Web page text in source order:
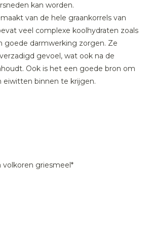
kan worden.
van de hele graankorrels van
veel complexe koolhydraten zoals
goede darmwerking zorgen. Ze
gevoel, wat ook na de
Ook is het een goede bron om
eiwitten binnen te krijgen.
volkoren griesmeel*